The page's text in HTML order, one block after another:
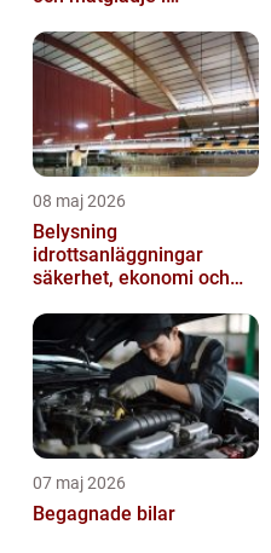
08 maj 2026
Belysning
idrottsanläggningar
säkerhet, ekonomi och
07 maj 2026
Begagnade bilar